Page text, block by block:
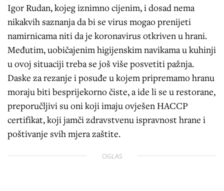
Igor Rudan, kojeg iznimno cijenim, i dosad nema
nikakvih saznanja da bi se virus mogao prenijeti
namirnicama niti da je koronavirus otkriven u hrani.
Međutim, uobičajenim higijenskim navikama u kuhinji
u ovoj situaciji treba se još više posvetiti pažnja.
Daske za rezanje i posuđe u kojem pripremamo hranu
moraju biti besprijekorno čiste, a ide li se u restorane,
preporučljivi su oni koji imaju ovješen HACCP
certifikat, koji jamči zdravstvenu ispravnost hrane i
poštivanje svih mjera zaštite.
OGLAS